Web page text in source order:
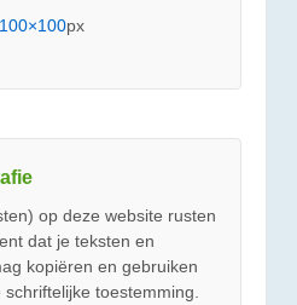
100×100px
op deze website rusten
dat je teksten en
kopiëren en gebruiken
toestemming.